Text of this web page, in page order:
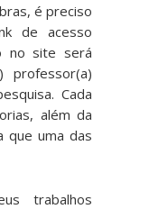
é preciso
de acesso
no site será
professor(a)
Cada
além da
que uma das
trabalhos